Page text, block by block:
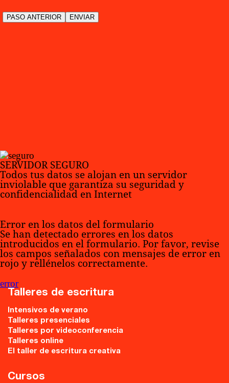
SERVIDOR SEGURO
Todos tus datos se alojan en un servidor
inviolable que garantiza su seguridad y
confidencialidad en Internet
Error en los datos del formulario
Se han detectado errores en los datos
introducidos en el formulario. Por favor, revise
los campos señalados con mensajes de error en
rojo y rellénelos correctamente.
error
Talleres de escritura
Intensivos de verano
Talleres presenciales
Talleres por videoconferencia
Talleres online
El taller de escritura creativa
Cursos